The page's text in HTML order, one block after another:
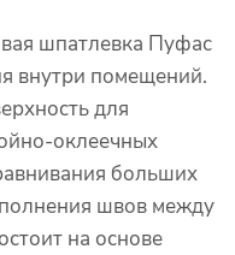
шпатлевка Пуфас
внутри помещений.
для
оклеечных
больших
швов между
на основе